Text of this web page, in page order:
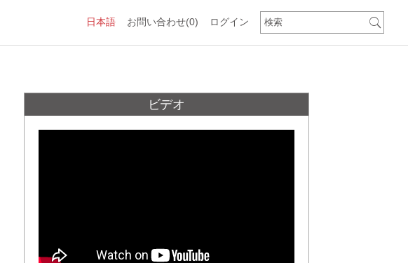
お問い合わせ(0)
日本語 ログイン
ビデオ